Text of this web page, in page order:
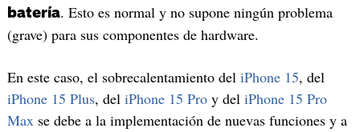
batería. Esto es normal y no supone ningún problema
(grave) para sus componentes de hardware.
En este caso, el sobrecalentamiento del iPhone 15, del
iPhone 15 Plus, del iPhone 15 Proy del iPhone 15 Pro
Maxse debe a la implementación de nuevas funciones y a